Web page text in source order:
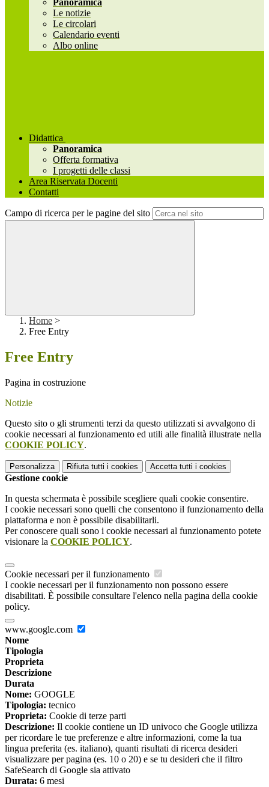
Panoramica
Le notizie
Le circolari
Calendario eventi
Albo online
Didattica
Panoramica
Offerta formativa
I progetti delle classi
Area Riservata Docenti
Contatti
Campo di ricerca per le pagine del sito
Home >
Free Entry
Free Entry
Pagina in costruzione
Notizie
Questo sito o gli strumenti terzi da questo utilizzati si avvalgono di
cookie necessari al funzionamento ed utili alle finalità illustrate nella
COOKIE POLICY.
Personalizza Rifiuta tutti i cookies Accetta tutti i cookies
Gestione cookie
In questa schermata è possibile scegliere quali cookie consentire.
I cookie necessari sono quelli che consentono il funzionamento della
piattaforma e non è possibile disabilitarli.
Per conoscere quali sono i cookie necessari al funzionamento potete
visionare la COOKIE POLICY.
Cookie necessari per il funzionamento
I cookie necessari per il funzionamento non possono essere
disabilitati. È possibile consultare l'elenco nella pagina della cookie
policy.
www.google.com
Nome
Tipologia
Proprieta
Descrizione
Durata
Nome: GOOGLE
Tipologia: tecnico
Proprieta: Cookie di terze parti
Descrizione: Il cookie contiene un ID univoco che Google utilizza
per ricordare le tue preferenze e altre informazioni, come la tua
lingua preferita (es. italiano), quanti risultati di ricerca desideri
visualizzare per pagina (es. 10 o 20) e se tu desideri che il filtro
SafeSearch di Google sia attivato
Durata: 6 mesi